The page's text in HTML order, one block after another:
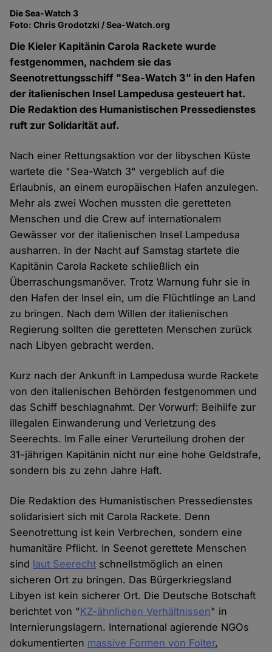
Die Sea-Watch 3
Foto: Chris Grodotzki / Sea-Watch.org
Die Kieler Kapitänin Carola Rackete wurde
festgenommen, nachdem sie das
Seenotrettungsschiff "Sea-Watch 3" in den Hafen
der italienischen Insel Lampedusa gesteuert hat.
Die Redaktion des Humanistischen Pressedienstes
ruft zur Solidarität auf.
Nach einer Rettungsaktion vor der libyschen Küste
wartete die "Sea-Watch 3" vergeblich auf die
Erlaubnis, an einem europäischen Hafen anzulegen.
Mehr als zwei Wochen mussten die geretteten
Menschen und die Crew auf internationalem
Gewässer vor der italienischen Insel Lampedusa
ausharren. In der Nacht auf Samstag startete die
Kapitänin Carola Rackete schließlich ein
Überraschungsmanöver. Trotz Warnung fuhr sie in
den Hafen der Insel ein, um die Flüchtlinge an Land
zu bringen. Nach dem Willen der italienischen
Regierung sollten die geretteten Menschen zurück
nach Libyen gebracht werden.
Kurz nach der Ankunft in Lampedusa wurde Rackete
von den italienischen Behörden festgenommen und
das Schiff beschlagnahmt. Der Vorwurf: Beihilfe zur
illegalen Einwanderung und Verletzung des
Seerechts. Im Falle einer Verurteilung drohen der
31-jährigen Kapitänin nicht nur eine hohe Geldstrafe,
sondern bis zu zehn Jahre Haft.
Die Redaktion des Humanistischen Pressedienstes
solidarisiert sich mit Carola Rackete. Denn
Seenotrettung ist kein Verbrechen, sondern eine
humanitäre Pflicht. In Seenot gerettete Menschen
sind laut Seerecht schnellstmöglich an einen
sicheren Ort zu bringen. Das Bürgerkriegsland
Libyen ist kein sicherer Ort. Die Deutsche Botschaft
berichtet von "KZ-ähnlichen Verhältnissen" in
Internierungslagern. International agierende NGOs
dokumentierten massive Formen von Folter,